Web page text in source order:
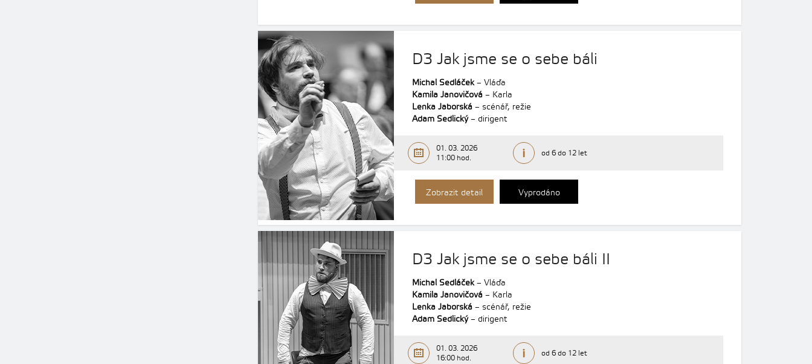
D3 Jak jsme se o sebe báli
Michal Sedláček– Vláďa
Kamila Janovičová – Karla
Lenka Jaborská – scénář, režie
Adam Sedlický– dirigent
01. 03. 2026
11:00 hod.
od 6 do 12 let
Zobrazit detail Vyprodáno
D3 Jak jsme se o sebe báli II
Michal Sedláček– Vláďa
Kamila Janovičová – Karla
Lenka Jaborská – scénář, režie
Adam Sedlický– dirigent
01. 03. 2026
16:00 hod.
od 6 do 12 let